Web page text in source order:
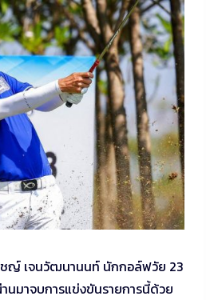
ชญ์ เจนวัฒนานนท์ นักกอล์ฟวัย 23
นมาจบการแข่งขันรายการนี้ด้วย